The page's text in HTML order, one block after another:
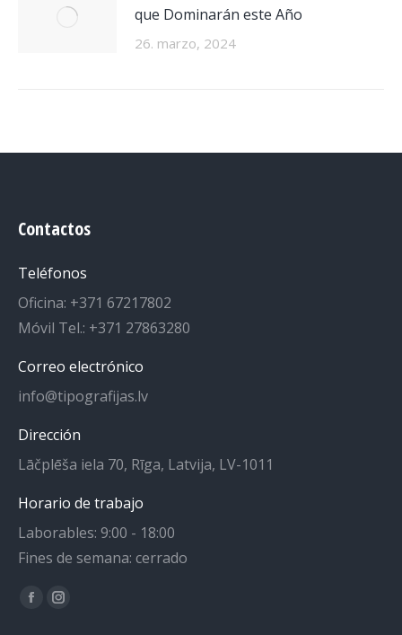
que Dominarán este Año
26. marzo, 2024
Contactos
Teléfonos
Oficina: +371 67217802
Móvil Tel.: +371 27863280
Correo electrónico
info@tipografijas.lv
Dirección
Lāčplēša iela 70, Rīga, Latvija, LV-1011
Horario de trabajo
Laborables: 9:00 - 18:00
Fines de semana: cerrado
Encuéntranos en:
La
La